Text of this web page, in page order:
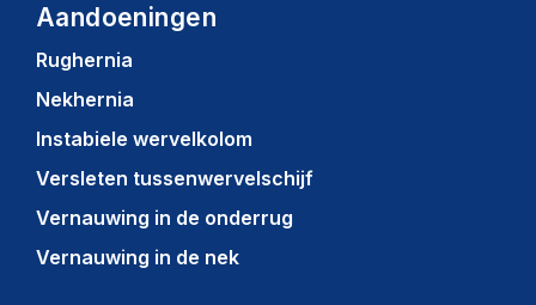
Aandoeningen
Rughernia
Nekhernia
Instabiele wervelkolom
Versleten tussenwervelschijf
Vernauwing in de onderrug
Vernauwing in de nek